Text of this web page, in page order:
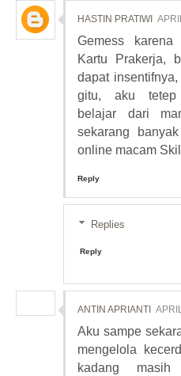
HASTIN PRATIWI
Gemess
Kartu Prakerja,
dapat
gitu, aku tetep
belajar dari
sekarang
online macam
Reply
Replies
Reply
ANTIN APRIANTI
Aku sampe
mengelola
kadang